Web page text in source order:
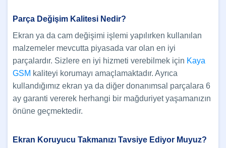
Parça Değişim Kalitesi Nedir?
Ekran ya da cam değişimi işlemi yapılırken kullanılan
malzemeler mevcutta piyasada var olan en iyi
parçalardır. Sizlere en iyi hizmeti verebilmek için Kaya
GSM kaliteyi korumayı amaçlamaktadır. Ayrıca
kullandığımız ekran ya da diğer donanımsal parçalara 6
ay garanti vererek herhangi bir mağduriyet yaşamanızın
önüne geçmektedir.
Ekran Koruyucu Takmanızı Tavsiye Ediyor Muyuz?